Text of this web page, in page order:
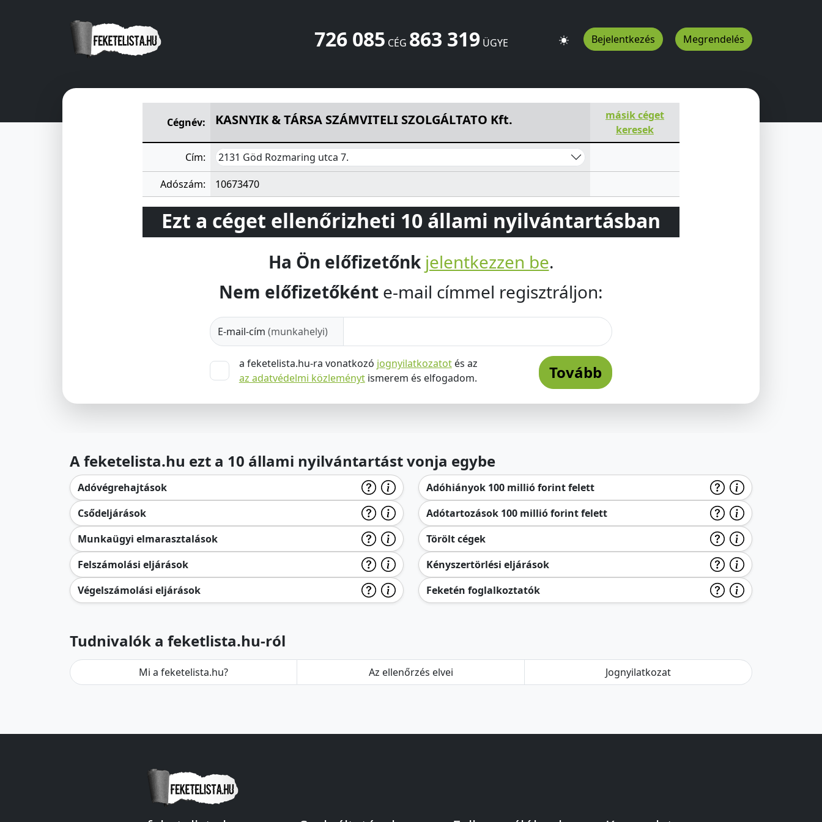
726 085 CÉG 863 319ÜGYE Bejelentkezés Megrendelés
Cégnév:
KASNYIK & TÁRSA SZÁMVITELI SZOLGÁLTATO Kft.
másik céget
keresek
Cím: 2131 Göd Rozmaring utca 7.
Adószám: 10673470
Ezt a céget ellenőrizheti 10 állami nyilvántartásban
Ha Ön előfizetőnk jelentkezzen be.
Nem előfizetőként e-mail címmel regisztráljon:
E-mail-cím (munkahelyi)
a feketelista.hu-ra vonatkozó jognyilatkozatotés az
az adatvédelmi közleménytismerem és elfogadom. Tovább
A feketelista.hu ezt a 10 állami nyilvántartást vonja egybe
Adóvégrehajtások
Csődeljárások
Munkaügyi elmarasztalások
Felszámolási eljárások
Végelszámolási eljárások
Adóhiányok 100 millió forint felett
Adótartozások 100 millió forint felett
Törölt cégek
Kényszertörlési eljárások
Feketén foglalkoztatók
Tudnivalók a feketlista.hu-ról
Mi a feketelista.hu? Az ellenőrzés elvei Jognyilatkozat